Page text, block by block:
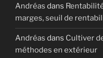
Andréas dans
marges, seuil de
Andréas dans Cultiver
méthodes en extérieur